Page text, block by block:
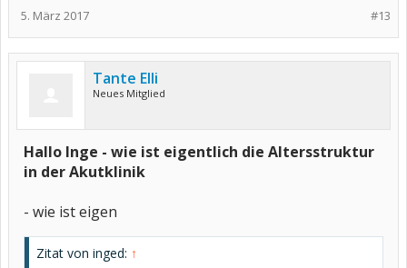
#13
5. März 2017
Tante Elli
Neues Mitglied
Hallo Inge - wie ist eigentlich die Altersstruktur
in der Akutklinik
- wie ist eigen
Zitat von inged: ↑